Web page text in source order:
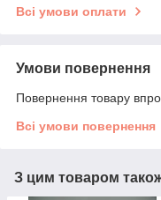
Всі умови оплати
Умови повернення
Повернення товару
Всі умови повернення
З цим товаром